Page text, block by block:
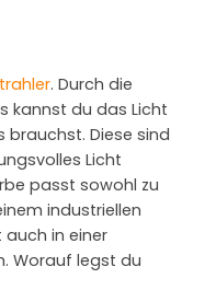
. Durch die
kannst du das Licht
brauchst. Diese sind
Licht
passt sowohl zu
industriellen
auch in einer
Worauf legst du